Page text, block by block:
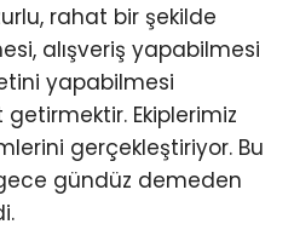
rahat bir şekilde
alışveriş yapabilmesi
yapabilmesi
Ekiplerimiz
gerçekleştiriyor. Bu
gece gündüz demeden